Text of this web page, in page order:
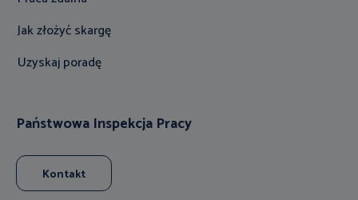
Jak złożyć skargę
Uzyskaj poradę
Państwowa Inspekcja Pracy
Kontakt